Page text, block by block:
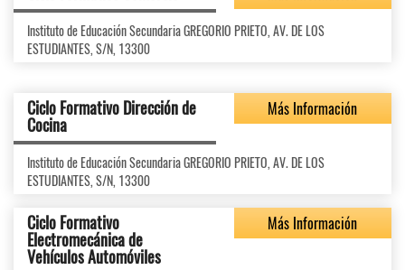
Instituto de Educación Secundaria GREGORIO PRIETO, AV. DE LOS
ESTUDIANTES, S/N, 13300
Ciclo Formativo Dirección de
Cocina
Más Información
Instituto de Educación Secundaria GREGORIO PRIETO, AV. DE LOS
ESTUDIANTES, S/N, 13300
Ciclo Formativo
Electromecánica de
Vehículos Automóviles
Más Información